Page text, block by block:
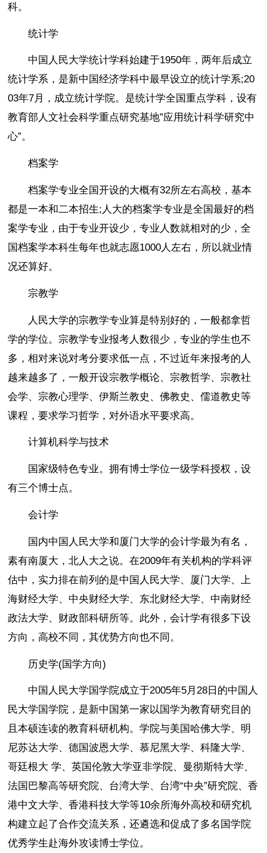
科。
统计学
中国人民大学统计学科始建于1950年，两年后成立
统计学系，是新中国经济学科中最早设立的统计学系;20
03年7月，成立统计学院。是统计学全国重点学科，设有
教育部人文社会科学重点研究基地”应用统计科学研究中
心”。
档案学
档案学专业全国开设的大概有32所左右高校，基本
都是一本和二本招生;人大的档案学专业是全国最好的档
案学专业，由于专业开设少，专业人数就相对的少，全
国档案学本科生每年也就志愿1000人左右，所以就业情
况还算好。
宗教学
人民大学的宗教学专业算是特别好的，一般都拿哲
学的学位。宗教学专业报考人数很少，专业的学生也不
多，相对来说对考分要求低一点，不过近年来报考的人
越来越多了，一般开设宗教学概论、宗教哲学、宗教社
会学、宗教心理学、伊斯兰教史、佛教史、儒道教史等
课程，要求学习哲学，对外语水平要求高。
计算机科学与技术
国家级特色专业。拥有博士学位一级学科授权，设
有三个博士点。
会计学
国内中国人民大学和厦门大学的会计学最为有名，
素有南厦大，北人大之说。在2009年有关机构的学科评
估中，实力排在前列的是中国人民大学、厦门大学、上
海财经大学、中央财经大学、东北财经大学、中南财经
政法大学、财政部科研所等。此外，会计学有很多下设
方向，高校不同，其优势方向也不同。
历史学(国学方向)
中国人民大学国学院成立于2005年5月28日的中国人
民大学国学院，是新中国第一家以国学为教育研究目的
且本硕连读的教育科研机构。学院与美国哈佛大学、明
尼苏达大学、德国波恩大学、慕尼黑大学、科隆大学、
哥廷根大 学、英国伦敦大学亚非学院、曼彻斯特大学、
法国巴黎高等研究院、台湾大学、台湾“中央”研究院、香
港中文大学、香港科技大学等10余所海外高校和研究机
构建立起了合作交流关系，还遴选和促成了多名国学院
优秀学生赴海外攻读博士学位。